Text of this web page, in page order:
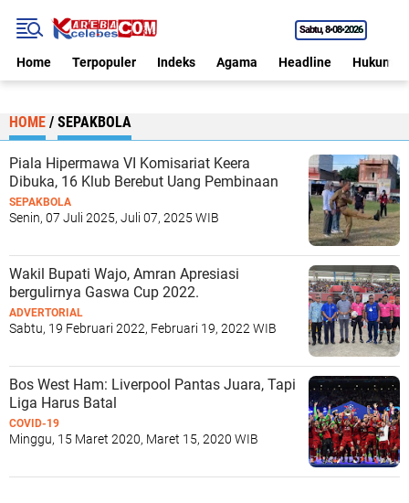
Sabtu 8•08•2026
Home Terpopuler Indeks Agama Headline Hukum
HOME / SEPAKBOLA
Piala Hipermawa VI Komisariat Keera
Dibuka, 16 Klub Berebut Uang Pembinaan
SEPAKBOLA
Senin, 07 Juli 2025, Juli 07, 2025 WIB
Wakil Bupati Wajo, Amran Apresiasi
bergulirnya Gaswa Cup 2022.
ADVERTORIAL
Sabtu, 19 Februari 2022, Februari 19, 2022 WIB
Bos West Ham: Liverpool Pantas Juara, Tapi
Liga Harus Batal
COVID-19
Minggu, 15 Maret 2020, Maret 15, 2020 WIB